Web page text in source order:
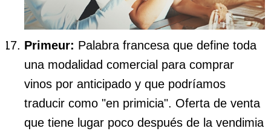
Primeur: Palabra francesa que define toda
una modalidad comercial para comprar
vinos por anticipado y que podríamos
traducir como "en primicia". Oferta de venta
que tiene lugar poco después de la vendimia